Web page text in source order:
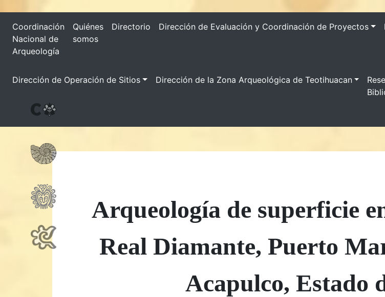
Coordinación
Nacional de
Arqueología
Quiénes
somos
Directorio Dirección de Evaluación y Coordinación de Proyectos
Dirección de Operación de Sitios Dirección de la Zona Arqueológica de Teotihuacan
Arqueología de superficie
Real Diamante, Puerto
Acapulco, Estado